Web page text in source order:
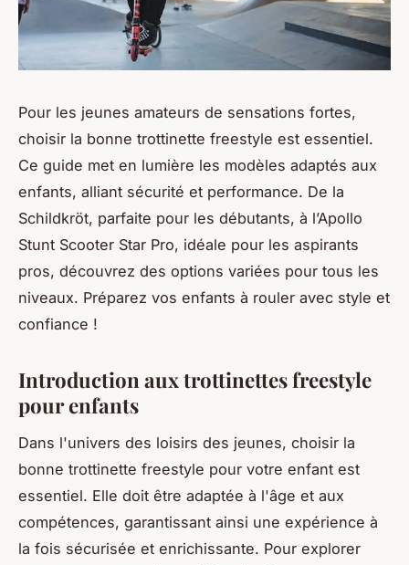
Pour les jeunes amateurs de sensations fortes,
choisir la bonne trottinette freestyle est essentiel.
Ce guide met en lumière les modèles adaptés aux
enfants, alliant sécurité et performance. De la
Schildkröt, parfaite pour les débutants, à l’Apollo
Stunt Scooter Star Pro, idéale pour les aspirants
pros, découvrez des options variées pour tous les
niveaux. Préparez vos enfants à rouler avec style et
confiance !
Introduction aux trottinettes freestyle
pour enfants
Dans l'univers des loisirs des jeunes, choisir la
bonne trottinette freestyle pour votre enfant est
essentiel. Elle doit être adaptée à l'âge et aux
compétences, garantissant ainsi une expérience à
la fois sécurisée et enrichissante. Pour explorer